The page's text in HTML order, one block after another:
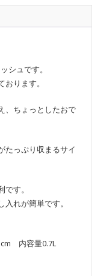
シュです。
ります。
、ちょっとしたおで
たっぷり収まるサイ
す。
れが簡単です。
内容量0.7L